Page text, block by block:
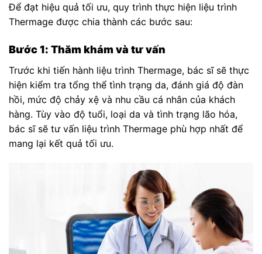
Để đạt hiệu quả tối ưu, quy trình thực hiện liệu trình
Thermage được chia thành các bước sau:
Bước 1: Thăm khám và tư vấn
Trước khi tiến hành liệu trình Thermage, bác sĩ sẽ thực
hiện kiểm tra tổng thể tình trạng da, đánh giá độ đàn
hồi, mức độ chảy xệ và nhu cầu cá nhân của khách
hàng. Tùy vào độ tuổi, loại da và tình trạng lão hóa,
bác sĩ sẽ tư vấn liệu trình Thermage phù hợp nhất để
mang lại kết quả tối ưu.